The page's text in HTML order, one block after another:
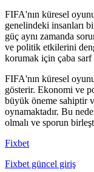
FIFA'nın küresel
genelindeki insanları
güç aynı zamanda
ve politik etkilerini
korumak için çaba sarf
FIFA'nın küresel
gösterir. Ekonomi ve
büyük öneme sahiptir
oynamaktadır. Bu
olmalı ve sporun
Fixbet
Fixbet güncel giriş